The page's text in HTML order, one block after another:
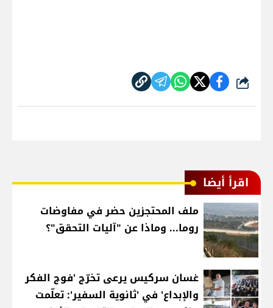
شارك
اقرأ أيضا
ملف المحتجزين حضر في مفاوضات
روما... وماذا عن "آليات التحقق"؟
غسان سركيس يرعى تخرّج 'فوج الفكر
والإبداع' في 'ثانوية السفير': تعلّمت